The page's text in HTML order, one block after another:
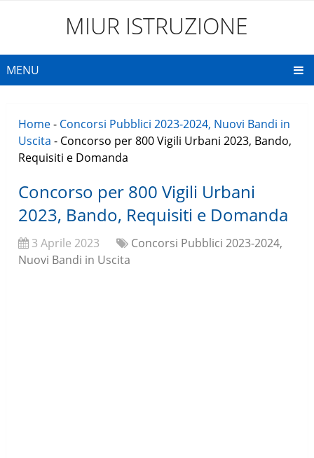
MIUR ISTRUZIONE
MENU
Home- Concorsi Pubblici 2023-2024, Nuovi Bandi in
Uscita - Concorso per 800 Vigili Urbani 2023, Bando,
Requisiti e Domanda
Concorso per 800 Vigili Urbani
2023, Bando, Requisiti e Domanda
3 Aprile 2023
Concorsi Pubblici 2023-2024,
Nuovi Bandi in Uscita